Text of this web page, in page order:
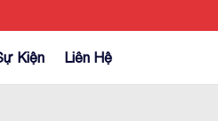
Kiện Liên Hệ